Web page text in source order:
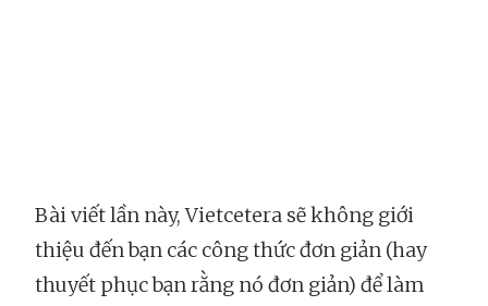
Bài viết lần này, Vietcetera sẽ không giới
thiệu đến bạn các công thức đơn giản (hay
thuyết phục bạn rằng nó đơn giản) để làm